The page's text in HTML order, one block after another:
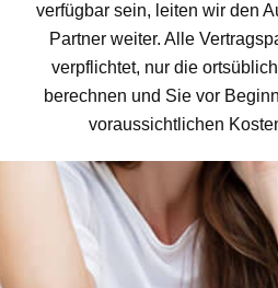
verfügbar sein, leiten wir den
Partner weiter. Alle
verpflichtet, nur die
berechnen und Sie vor
voraussichtlichen